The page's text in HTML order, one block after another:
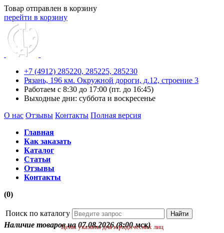
Товар отправлен в корзину
перейти в корзину
+7 (4912) 285220, 285225, 285230
Рязань, 196 км. Окружной дороги, д.12, строение 3
Работаем с 8:30 до 17:00 (пт. до 16:45)
Выходные дни: суббота и воскресенье
О нас Отзывы Контакты Полная версия
Главная
Как заказать
Каталог
Статьи
Отзывы
Контакты
(0)
Поиск по каталогу
Наличие товаров на 07.08.2026 (8:00 мск)
Цены указаны для юридических лиц